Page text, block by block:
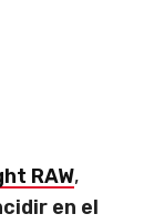
RAW,
en el